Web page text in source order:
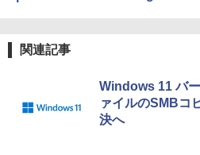
イ、色調調節
New
レージ、ノ
整、色調調
関連記事
Windows 11 バ
ァイルのSMBコ
決へ